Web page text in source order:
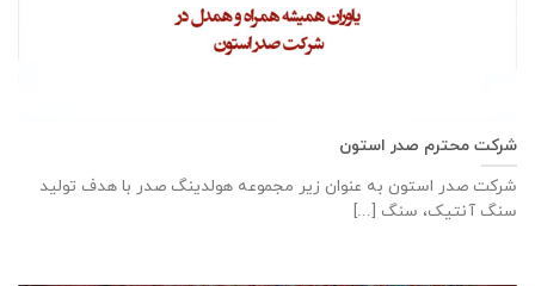
شرکت محترم صدر استون
شرکت صدر استون به عنوان زیر مجموعه هولدینگ صدر با هدف تولید
سنگ آنتیک، سنگ [...]